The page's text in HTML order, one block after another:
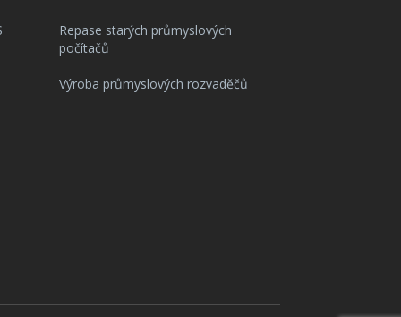
Repase starých průmyslových
počítačů
Výroba průmyslových rozvaděčů